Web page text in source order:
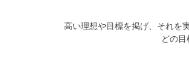
高い理想や目標を掲げ、それを
どの